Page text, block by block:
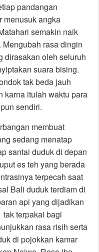
pandangan
menusuk angka
semakin naik
rasa dingin
dirasakan oleh seluruh
suara bising.
tak beda jauh
karna itulah waktu para
sendiri.
membuat
sedang menatap
santai duduk di depan
es teh yang berada
terpecah saat
Bali duduk terdiam di
api yang dijadikan
terpakai bagi
rasa risih serta
di pojokkan kamar